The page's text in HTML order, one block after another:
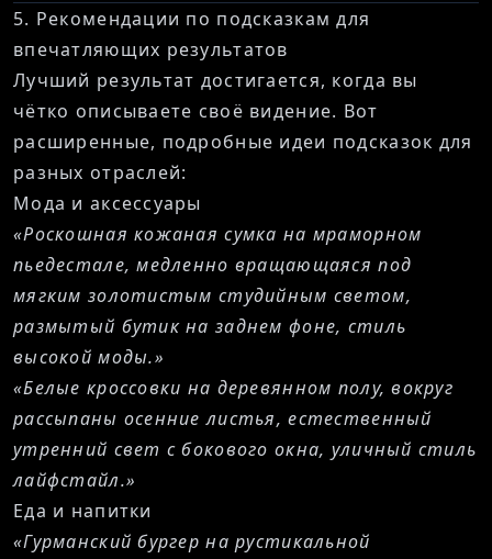
5. Рекомендации по подсказкам для
впечатляющих результатов
Лучший результат достигается, когда вы
чётко описываете своё видение. Вот
расширенные, подробные идеи подсказок для
разных отраслей:
Мода и аксессуары
«Роскошная кожаная сумка на мраморном
пьедестале, медленно вращающаяся под
мягким золотистым студийным светом,
размытый бутик на заднем фоне, стиль
высокой моды.»
«Белые кроссовки на деревянном полу, вокруг
рассыпаны осенние листья, естественный
утренний свет с бокового окна, уличный стиль
лайфстайл.»
Еда и напитки
«Гурманский бургер на рустикальной